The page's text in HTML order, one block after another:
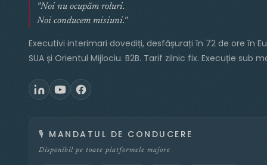
"Noi nu ocupăm roluri.
Noi conducem misiuni."
Executivi interimari dovediți, desfășurați în 72 de ore în
SUA și Orientul Mijlociu. B2B. Tarif zilnic fix. Execuție sub
🎙️ MANDATUL DE CONDUCERE
Disponibil pe toate platformele majore